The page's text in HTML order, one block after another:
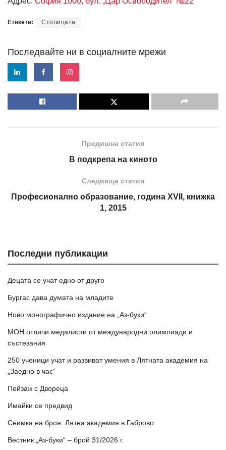
Етикети: Столицата
Последвайте ни в социалните мрежи
Предишна статия
В подкрепа на киното
Следваща статия
Професионално образование, година XVII, книжка
1, 2015
Последни публикации
Децата се учат едно от друго
Бургас дава думата на младите
Ново монографично издание на „Аз-буки“
МОН отличи медалисти от международни олимпиади и
състезания
250 ученици учат и развиват умения в Лятната академия на
„Заедно в час“
Пейзаж с Двореца
Имайки се предвид
Снимка на броя: Лятна академия в Габрово
Вестник „Аз-буки“ – брой 31/2026 г.